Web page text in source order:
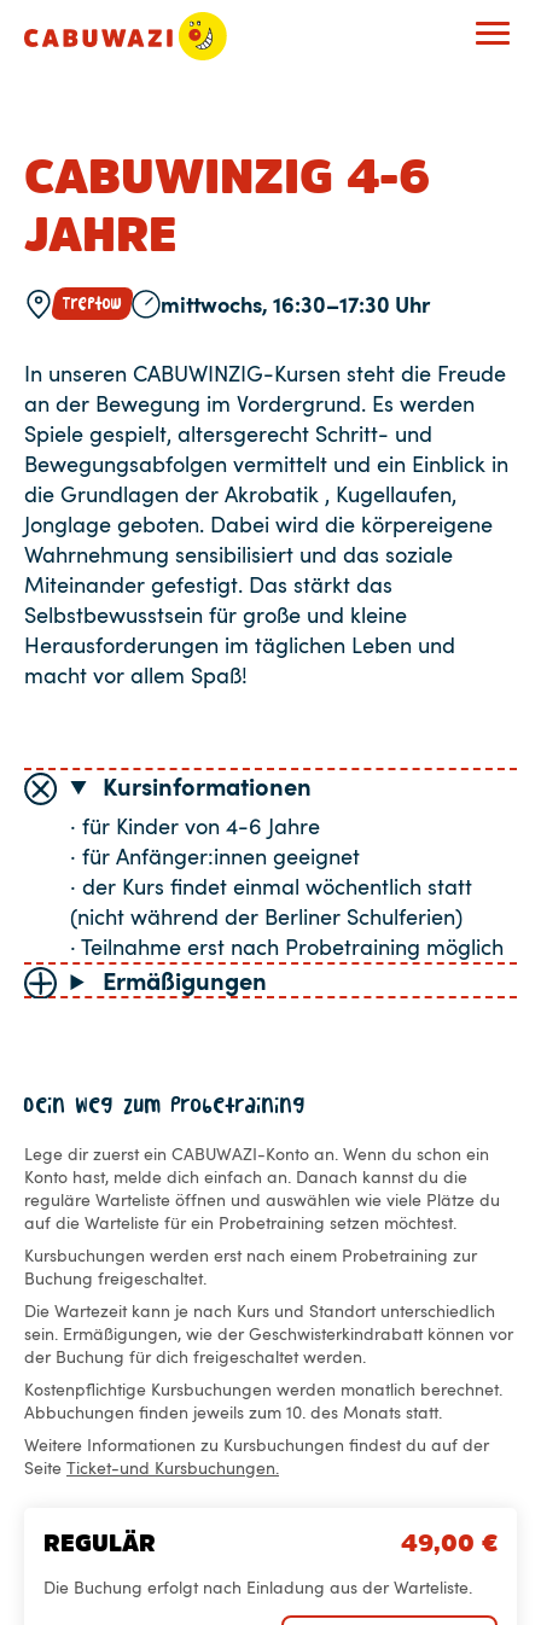
CABUWINZIG 4-6
JAHRE
Treptow mittwochs, 16:30–17:30 Uhr
In unseren CABUWINZIG-Kursen steht die Freude
an der Bewegung im Vordergrund. Es werden
Spiele gespielt, altersgerecht Schritt- und
Bewegungsabfolgen vermittelt und ein Einblick in
die Grundlagen der Akrobatik , Kugellaufen,
Jonglage geboten. Dabei wird die körpereigene
Wahrnehmung sensibilisiert und das soziale
Miteinander gefestigt. Das stärkt das
Selbstbewusstsein für große und kleine
Herausforderungen im täglichen Leben und
macht vor allem Spaß!
Kursinformationen
· für Kinder von 4-6 Jahre
· für Anfänger:innen geeignet
· der Kurs findet einmal wöchentlich statt
(nicht während der Berliner Schulferien)
· Teilnahme erst nach Probetraining möglich
Ermäßigungen
Dein Weg zum Probetraining
Lege dir zuerst ein CABUWAZI-Konto an. Wenn du schon ein
Konto hast, melde dich einfach an. Danach kannst du die
reguläre Warteliste öffnen und auswählen wie viele Plätze du
auf die Warteliste für ein Probetraining setzen möchtest.
Kursbuchungen werden erst nach einem Probetraining zur
Buchung freigeschaltet.
Die Wartezeit kann je nach Kurs und Standort unterschiedlich
sein. Ermäßigungen, wie der Geschwisterkindrabatt können vor
der Buchung für dich freigeschaltet werden.
Kostenpflichtige Kursbuchungen werden monatlich berechnet.
Abbuchungen finden jeweils zum 10. des Monats statt.
Weitere Informationen zu Kursbuchungen findest du auf der
Seite Ticket-und Kursbuchungen.
REGULÄR 49,00 €
Die Buchung erfolgt nach Einladung aus der Warteliste.